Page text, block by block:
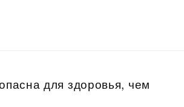
для здоровья, чем